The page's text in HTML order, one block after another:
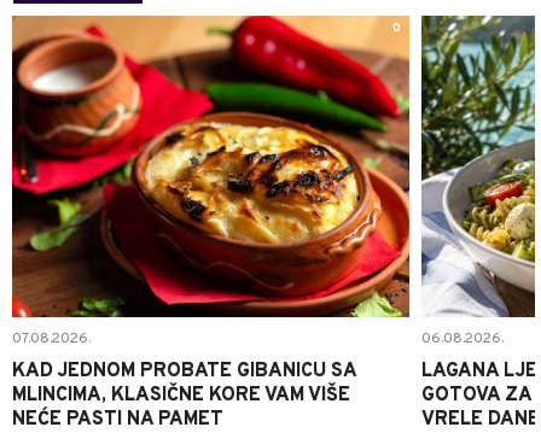
0
07.08.2026.
KAD JEDNOM PROBATE GIBANICU SA
MLINCIMA, KLASIČNE KORE VAM VIŠE
NEĆE PASTI NA PAMET
06.08.2026.
LAGANA
GOTOVA ZA
VRELE DANE